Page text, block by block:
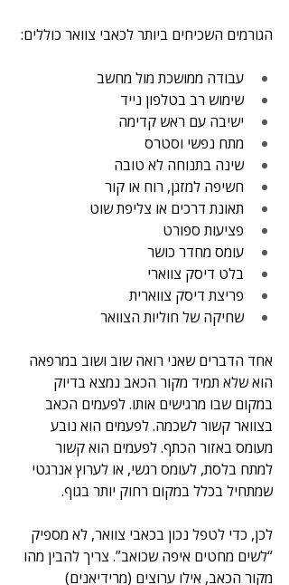
הגורמים השכיחים ביותר לכאבי צוואר כוללים:
עבודה ממושכת מול מחשב
שימוש רב בטלפון נייד
ישיבה עם ראש קדימה
מתח נפשי וסטרס
שינה בתנוחה לא טובה
חשיפה למזגן, רוח או קור
תאונת דרכים או צליפת שוט
פציעות ספורט
עומס מחדר כושר
בלט דיסק צווארי
פריצת דיסק צווארית
שחיקה של חוליות הצוואר
אחד הדברים שאני רואה שוב ושוב במרפאה
הוא שלא תמיד מקור הכאב נמצא בדיוק
במקום שבו מרגישים אותו. לפעמים הכאב
בצוואר קשור לשכמה. לפעמים הוא נובע
מעומס באזור הכתף. לפעמים הוא קשור
למתח בלסת, לעומס רגשי, או לערוץ אנרגטי
שמתחיל בכלל במקום רחוק יותר בגוף.
לכן, כדי לטפל נכון בכאבי צוואר, לא מספיק
“לשים מחטים איפה שכואב”. צריך להבין מהו
מקור הכאב, אילו ערוצים (מרידיאנים)